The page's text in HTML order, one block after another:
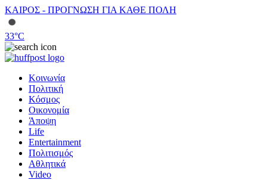
ΚΑΙΡΟΣ - ΠΡΟΓΝΩΣΗ ΓΙΑ ΚΑΘΕ ΠΟΛΗ
33°C
Κοινωνία
Πολιτική
Κόσμος
Οικονομία
Άποψη
Life
Entertainment
Πολιτισμός
Αθλητικά
Video